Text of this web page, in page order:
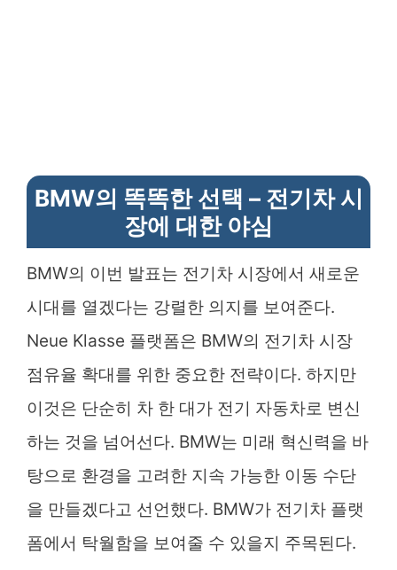
BMW의 똑똑한 선택 – 전기차 시
장에 대한 야심
BMW의 이번 발표는 전기차 시장에서 새로운
시대를 열겠다는 강렬한 의지를 보여준다.
Neue Klasse 플랫폼은 BMW의 전기차 시장
점유율 확대를 위한 중요한 전략이다. 하지만
이것은 단순히 차 한 대가 전기 자동차로 변신
하는 것을 넘어선다. BMW는 미래 혁신력을 바
탕으로 환경을 고려한 지속 가능한 이동 수단
을 만들겠다고 선언했다. BMW가 전기차 플랫
폼에서 탁월함을 보여줄 수 있을지 주목된다.